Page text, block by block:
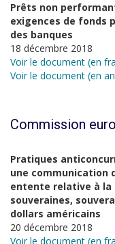
Prêts non
exigences de fonds
des banques
18 décembre 2018
Voir le document (en
Voir le document (en
Commission
Pratiques
une communication
entente relative à la
souveraines,
dollars américains
20 décembre 2018
Voir le document (en